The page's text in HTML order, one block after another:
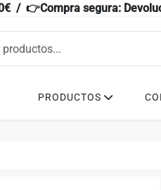
/ 👉Compra segura:
PRODUCTOS